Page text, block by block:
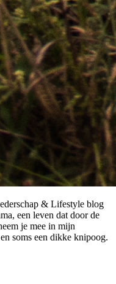
& Lifestyle blog
een leven dat door de
je mee in mijn
soms een dikke knipoog.